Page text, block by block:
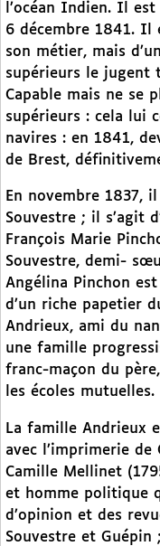
l’océan Indien. Il
6 décembre 1841. Il
son métier, mais
supérieurs le jugent
Capable mais ne se
supérieurs : cela lui
navires : en 1841,
de Brest,
En novembre 1837,
Souvestre ; il s’agit
François Marie
Souvestre, demi-
Angélina Pinchon
d’un riche papetier
Andrieux, ami du
une famille
franc-maçon du
les écoles mutuelles.
La famille Andrieux
avec l’imprimerie
Camille Mellinet
et homme politique
d’opinion et des
Souvestre et Guépin